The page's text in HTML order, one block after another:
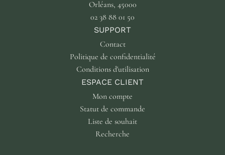
Orléans, 45000
02 38 88 01 50
SUPPORT
Contact
Politique de confidentialité
Conditions d'utilisation
ESPACE CLIENT
Mon compte
Statut de commande
Liste de souhait
Recherche